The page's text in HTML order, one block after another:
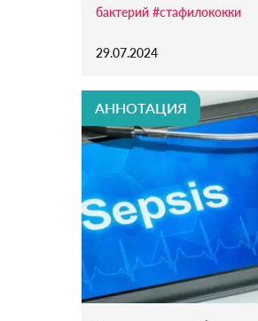
бактерий #стафилококки
29.07.2024
АННОТАЦИЯ